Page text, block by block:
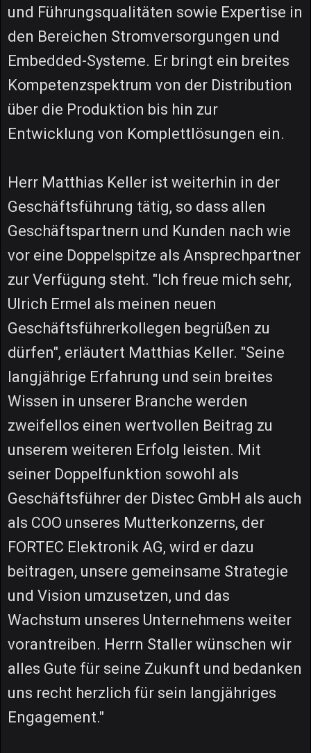
und Führungsqualitäten sowie Expertise in
den Bereichen Stromversorgungen und
Embedded-Systeme. Er bringt ein breites
Kompetenzspektrum von der Distribution
über die Produktion bis hin zur
Entwicklung von Komplettlösungen ein.
Herr Matthias Keller ist weiterhin in der
Geschäftsführung tätig, so dass allen
Geschäftspartnern und Kunden nach wie
vor eine Doppelspitze als Ansprechpartner
zur Verfügung steht. "Ich freue mich sehr,
Ulrich Ermel als meinen neuen
Geschäftsführerkollegen begrüßen zu
dürfen", erläutert Matthias Keller. "Seine
langjährige Erfahrung und sein breites
Wissen in unserer Branche werden
zweifellos einen wertvollen Beitrag zu
unserem weiteren Erfolg leisten. Mit
seiner Doppelfunktion sowohl als
Geschäftsführer der Distec GmbH als auch
als COO unseres Mutterkonzerns, der
FORTEC Elektronik AG, wird er dazu
beitragen, unsere gemeinsame Strategie
und Vision umzusetzen, und das
Wachstum unseres Unternehmens weiter
vorantreiben. Herrn Staller wünschen wir
alles Gute für seine Zukunft und bedanken
uns recht herzlich für sein langjähriges
Engagement."